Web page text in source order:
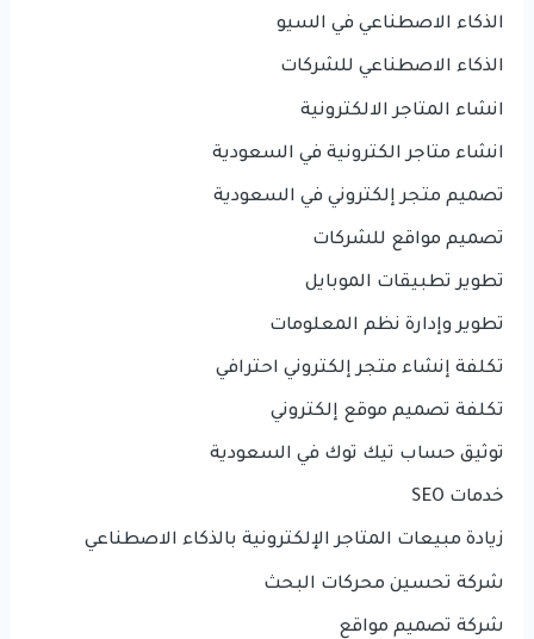
الذكاء الاصطناعي في السيو
الذكاء الاصطناعي للشركات
انشاء المتاجر الالكترونية
انشاء متاجر الكترونية في السعودية
تصميم متجر إلكتروني في السعودية
تصميم مواقع للشركات
تطوير تطبيقات الموبايل
تطوير وإدارة نظم المعلومات
تكلفة إنشاء متجر إلكتروني احترافي
تكلفة تصميم موقع إلكتروني
توثيق حساب تيك توك في السعودية
خدمات SEO
زيادة مبيعات المتاجر الإلكترونية بالذكاء الاصطناعي
شركة تحسين محركات البحث
شركة تصميم مواقع